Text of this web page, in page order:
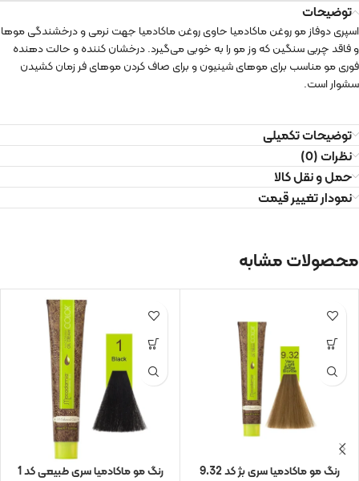
توضیحات
اسپری دوفاز مو روغن ماکادمیا حاوی روغن ماکادمیا جهت نرمی و درخشندگی موها
و فاقد چربی سنگین که وز مو را به خوبی می‌گیرد. درخشان کننده و حالت دهنده
فوری مو مناسب برای موهای شینیون و برای صاف کردن موهای فر زمان کشیدن
سشوار است.
توضیحات تکمیلی
نظرات (0)
حمل و نقل کالا
نمودار تغییر قیمت
محصولات مشابه
رنگ مو ماکادمیا سری بژ کد 9.32
رنگ مو ماکادمیا سری طبیعی کد 1